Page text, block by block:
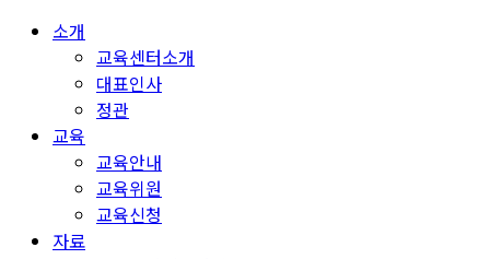
소개
교육센터소개
대표인사
정관
교육
교육안내
교육위원
교육신청
자료